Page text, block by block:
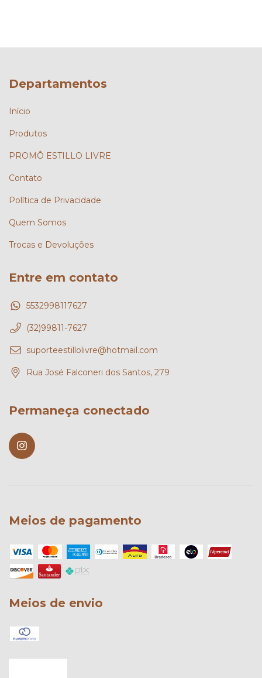
Departamentos
Início
Produtos
PROMÔ ESTILLO LIVRE
Contato
Política de Privacidade
Quem Somos
Trocas e Devoluções
Entre em contato
5532998117627
(32)99811-7627
suporteestillolivre@hotmail.com
Rua José Falconeri dos Santos, 279
Permaneça conectado
Meios de pagamento
Meios de envio